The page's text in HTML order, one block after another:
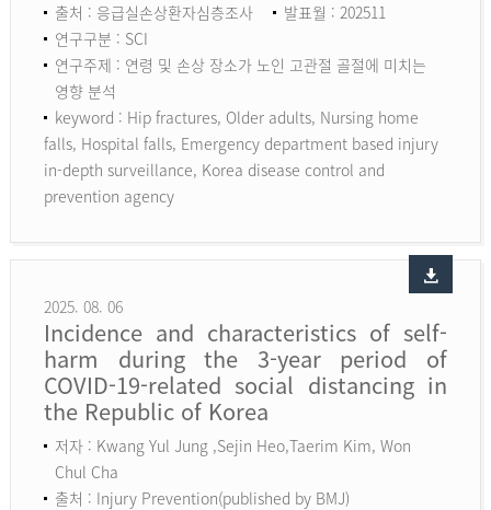
출처 : 응급실손상환자심층조사
발표월 : 202511
연구구분 : SCI
연구주제 : 연령 및 손상 장소가 노인 고관절 골절에 미치는
영향 분석
keyword : Hip fractures, Older adults, Nursing home
falls, Hospital falls, Emergency department based injury
in-depth surveillance, Korea disease control and
prevention agency
2025. 08. 06
Incidence and characteristics of self-
harm during the 3-year period of
COVID-19-related social distancing in
the Republic of Korea
저자 : Kwang Yul Jung ,Sejin Heo,Taerim Kim, Won
Chul Cha
출처 : Injury Prevention(published by BMJ)